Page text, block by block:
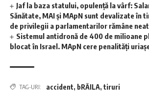
Jaf la baza statului, opulență la vârf:
Sănătate, MAI și MApN sunt devalizate în
de privilegii a parlamentarilor rămâne
Sistemul antidronă de 400 de milioane
blocat în Israel. MApN cere penalități
TAG-URI: accident, bRĂILA, tiruri